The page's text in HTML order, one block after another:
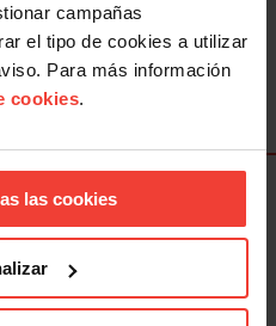
campañas
el tipo de cookies a utilizar
Para más información
cookies.
las cookies